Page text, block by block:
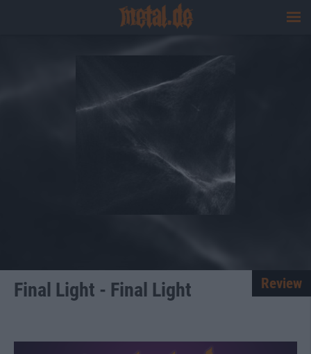
Final Light - Final Light Review